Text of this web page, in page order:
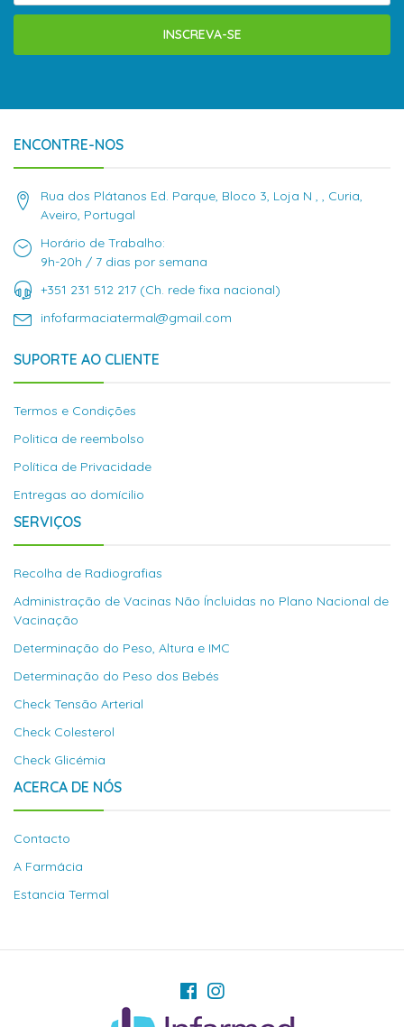
INSCREVA-SE
ENCONTRE-NOS
Rua dos Plátanos Ed. Parque, Bloco 3, Loja N , , Curia,
Aveiro, Portugal
Horário de Trabalho:
9h-20h / 7 dias por semana
+351 231 512 217 (Ch. rede fixa nacional)
infofarmaciatermal@gmail.com
SUPORTE AO CLIENTE
Termos e Condições
Politica de reembolso
Política de Privacidade
Entregas ao domícilio
SERVIÇOS
Recolha de Radiografias
Administração de Vacinas Não Íncluidas no Plano Nacional de
Vacinação
Determinação do Peso, Altura e IMC
Determinação do Peso dos Bebés
Check Tensão Arterial
Check Colesterol
Check Glicémia
ACERCA DE NÓS
Contacto
A Farmácia
Estancia Termal